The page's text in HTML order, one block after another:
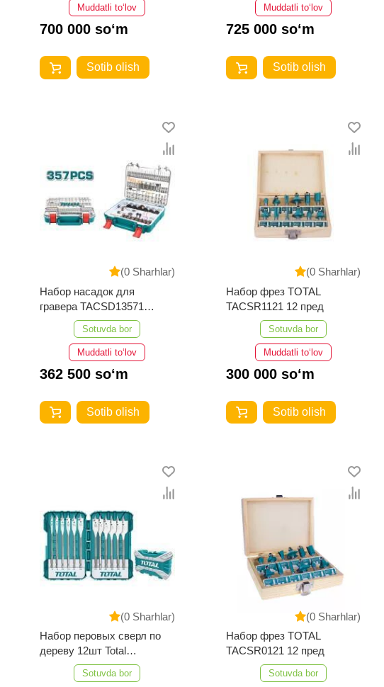
Muddatli to‘lov
700 000 so‘m
Sotib olish
Muddatli to‘lov
725 000 so‘m
Sotib olish
(0 Sharhlar)
Набор насадок для
гравера TACSD13571
Sotuvda bor
Muddatli to‘lov
362 500 so‘m
Sotib olish
(0 Sharhlar)
Набор фрез TOTAL
TACSR1121 12 пред
Sotuvda bor
Muddatli to‘lov
300 000 so‘m
Sotib olish
(0 Sharhlar)
Набор перовых сверл по
дереву 12шт Total
TACSDL1201
Sotuvda bor
(0 Sharhlar)
Набор фрез TOTAL
TACSR0121 12 пред
Sotuvda bor